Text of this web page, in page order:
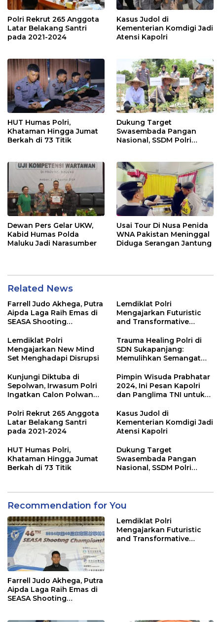
Polri Rekrut 265 Anggota
Latar Belakang Santri
pada 2021-2024
Kasus Judol di
Kementerian Komdigi Jadi
Atensi Kapolri
HUT Humas Polri,
Khataman Hingga Jumat
Berkah di 73 Titik
Dukung Target
Swasembada Pangan
Nasional, SSDM Polri
Program Pertanian Yang
Melibatkan Masyarakat
Dewan Pers Gelar UKW,
Kabid Humas Polda
Maluku Jadi Narasumber
Usai Tour Di Nusa Penida
WNA Pakistan Meninggal
Diduga Serangan Jantung
Related News
Farrell Judo Akhega, Putra
Aipda Laga Raih Emas di
SEASA Shooting
Lemdiklat Polri
Mengajarkan Futuristic
and Transformative
Lemdiklat Polri
Mengajarkan New Mind
Set Menghadapi Disrupsi
Trauma Healing Polri di
SDN Sukapanjang:
Memulihkan Semangat
Longsor
Kunjungi Diktuba di
Sepolwan, Irwasum Polri
Ingatkan Calon Polwan
Potensi
Pimpin Wisuda Prabhatar
2024, Ini Pesan Kapolri
dan Panglima TNI untuk
Polri Rekrut 265 Anggota
Latar Belakang Santri
pada 2021-2024
Kasus Judol di
Kementerian Komdigi Jadi
Atensi Kapolri
HUT Humas Polri,
Khataman Hingga Jumat
Berkah di 73 Titik
Dukung Target
Swasembada Pangan
Nasional, SSDM Polri
Program Pertanian Yang
Melibatkan Masyarakat
Recommendation for You
Farrell Judo Akhega, Putra
Aipda Laga Raih Emas di
SEASA Shooting
Lemdiklat Polri
Mengajarkan Futuristic
and Transformative